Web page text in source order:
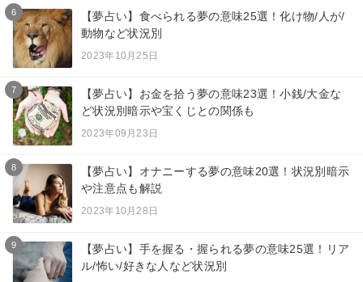
6
【夢占い】食べられる夢の意味25選！化け物/人が/
動物など状況別
2023年10月25日
7
【夢占い】お金を拾う夢の意味23選！小銭/大金な
ど状況別暗示や宝くじとの関係も
2023年09月23日
8
【夢占い】オナニーする夢の意味20選！状況別暗示
や注意点も解説
2023年10月28日
9
【夢占い】手を握る・握られる夢の意味25選！リア
ル/怖い/好きな人など状況別